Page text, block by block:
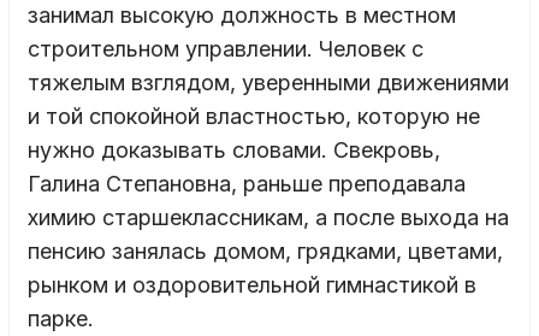
занимал высокую должность в местном
строительном управлении. Человек с
тяжелым взглядом, уверенными движениями
и той спокойной властностью, которую не
нужно доказывать словами. Свекровь,
Галина Степановна, раньше преподавала
химию старшеклассникам, а после выхода на
пенсию занялась домом, грядками, цветами,
рынком и оздоровительной гимнастикой в
парке.